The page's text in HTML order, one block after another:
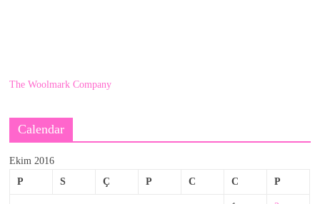
The Woolmark Company
Calendar
Ekim 2016
P
S Ç P C C P